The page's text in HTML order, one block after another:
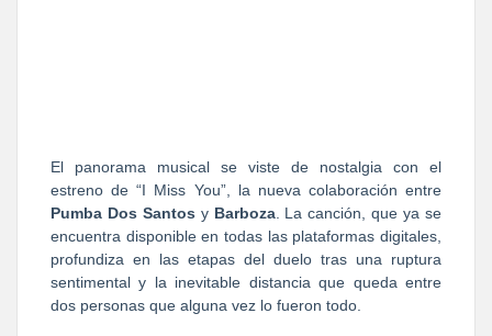
El panorama musical se viste de nostalgia con el
estreno de “I Miss You”, la nueva colaboración entre
Pumba Dos Santos y Barboza. La canción, que ya se
encuentra disponible en todas las plataformas digitales,
profundiza en las etapas del duelo tras una ruptura
sentimental y la inevitable distancia que queda entre
dos personas que alguna vez lo fueron todo.